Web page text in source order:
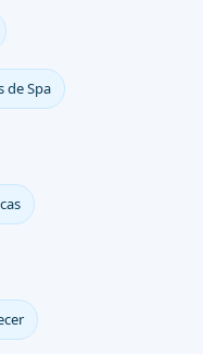
de Spa